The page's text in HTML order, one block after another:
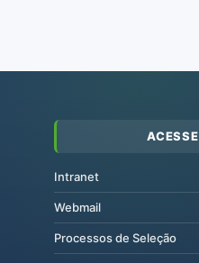
ACESSE
Intranet
Webmail
Processos de Seleção